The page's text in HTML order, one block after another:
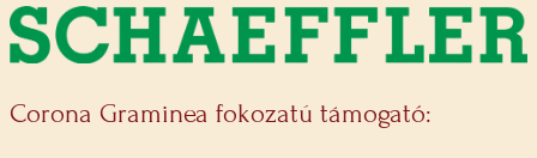
Corona Graminea fokozatú támogató: